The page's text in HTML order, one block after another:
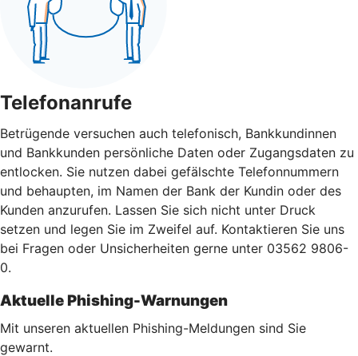
Telefonanrufe
Betrügende versuchen auch telefonisch, Bankkundinnen
und Bankkunden persönliche Daten oder Zugangsdaten zu
entlocken. Sie nutzen dabei gefälschte Telefonnummern
und behaupten, im Namen der Bank der Kundin oder des
Kunden anzurufen. Lassen Sie sich nicht unter Druck
setzen und legen Sie im Zweifel auf. Kontaktieren Sie uns
bei Fragen oder Unsicherheiten gerne unter 03562 9806-
0.
Aktuelle Phishing-Warnungen
Mit unseren aktuellen Phishing-Meldungen sind Sie
gewarnt.